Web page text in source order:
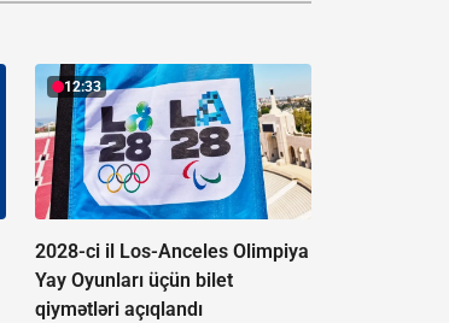
12:33
2028-ci il Los-Anceles Olimpiya
Yay Oyunları üçün bilet
qiymətləri açıqlandı